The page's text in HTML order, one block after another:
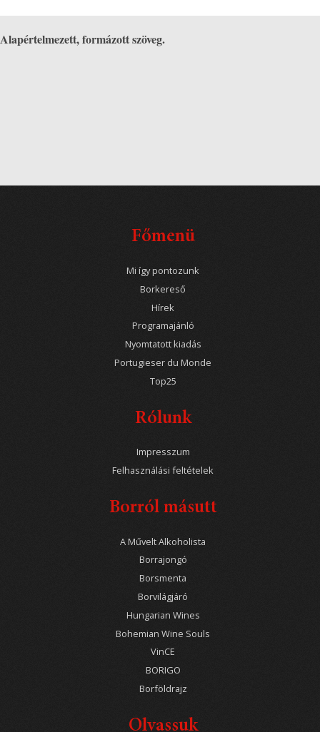
Alapértelmezett, formázott szöveg.
Főmenü
Mi így pontozunk
Borkereső
Hírek
Programajánló
Nyomtatott kiadás
Portugieser du Monde
Top25
Rólunk
Impresszum
Felhasználási feltételek
Borról másutt
A Művelt Alkoholista
Borrajongó
Borsmenta
Borvilágjáró
Hungarian Wines
Bohemian Wine Souls
VinCE
BORIGO
Borföldrajz
Olvassuk